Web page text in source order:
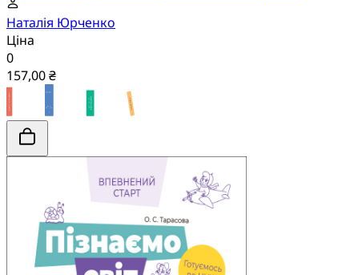
Наталія Юрченко
Ціна
0
157,00 ₴